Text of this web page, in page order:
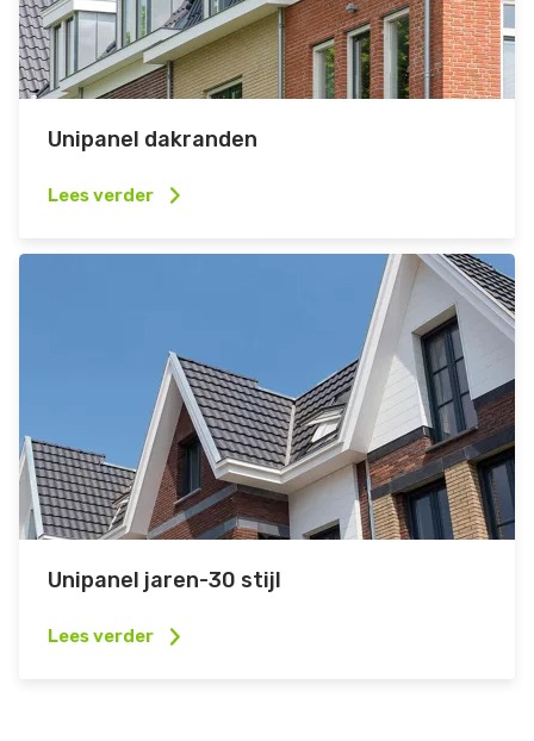
Unipanel dakranden
Lees verder
Unipanel jaren-30 stijl
Lees verder